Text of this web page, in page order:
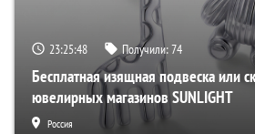
23:25:47 Получили:74
Бесплатная изящная подвеска или
ювелирных магазинов SUNLIGHT
Россия